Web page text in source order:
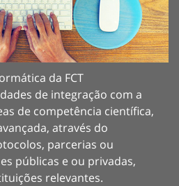
da FCT
de integração com a
de competência científica,
através do
parcerias ou
públicas e ou privadas,
relevantes.